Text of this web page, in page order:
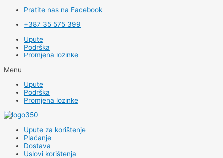
Pratite nas na Facebook
+387 35 575 399
Upute
Podrška
Promjena lozinke
Menu
Upute
Podrška
Promjena lozinke
Upute za korištenje
Plaćanje
Dostava
Uslovi korištenja